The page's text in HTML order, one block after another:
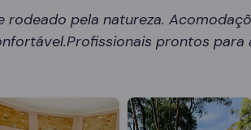
rodeado pela natureza.
prontos